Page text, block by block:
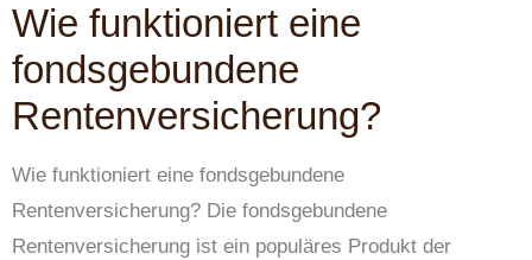
Wie funktioniert eine
fondsgebundene
Rentenversicherung?
Wie funktioniert eine fondsgebundene
Rentenversicherung? Die fondsgebundene
Rentenversicherung ist ein populäres Produkt der